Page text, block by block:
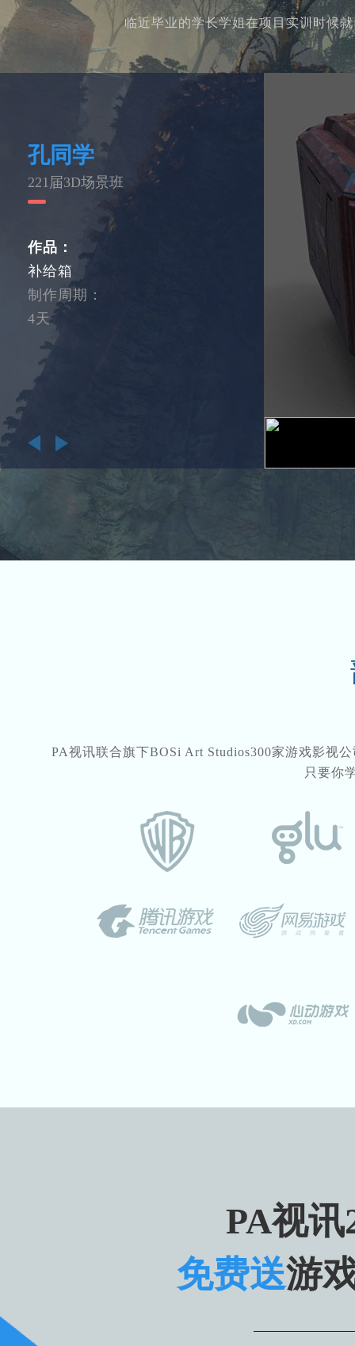
临近毕业的学长学姐在项目实训时候
孔同学
221届3D场景班
作品：
补给箱
制作周期：
4天
PA视讯联合旗下BOSi Art Studios300家游戏影视
只要你
PA视
免费送游